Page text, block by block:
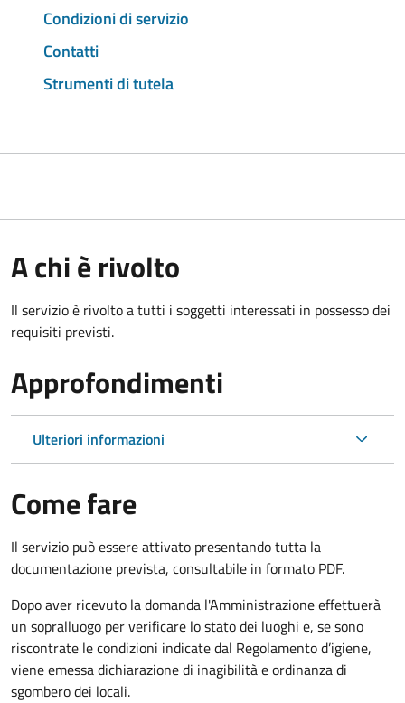
Condizioni di servizio
Contatti
Strumenti di tutela
A chi è rivolto
Il servizio è rivolto a tutti i soggetti interessati in possesso dei
requisiti previsti.
Approfondimenti
Ulteriori informazioni
Come fare
Il servizio può essere attivato presentando tutta la
documentazione prevista, consultabile in formato PDF.
Dopo aver ricevuto la domanda l'Amministrazione effettuerà
un sopralluogo per verificare lo stato dei luoghi e, se sono
riscontrate le condizioni indicate dal Regolamento d’igiene,
viene emessa dichiarazione di inagibilità e ordinanza di
sgombero dei locali.